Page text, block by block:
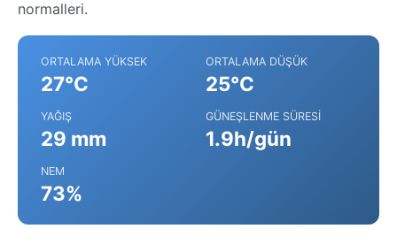
normalleri.
ORTALAMA YÜKSEK
27°C
ORTALAMA DÜŞÜK
25°C
YAĞIŞ
29 mm
GÜNEŞLENME SÜRESI
1.9h/gün
NEM
73%